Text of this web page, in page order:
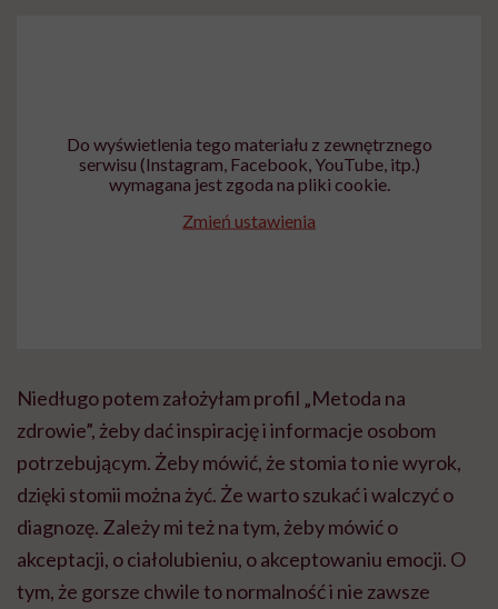
Do wyświetlenia tego materiału z zewnętrznego
serwisu (Instagram, Facebook, YouTube, itp.)
wymagana jest zgoda na pliki cookie.
Zmień ustawienia
Niedługo potem założyłam profil „Metoda na
zdrowie”, żeby dać inspirację i informacje osobom
potrzebującym. Żeby mówić, że stomia to nie wyrok,
dzięki stomii można żyć. Że warto szukać i walczyć o
diagnozę. Zależy mi też na tym, żeby mówić o
akceptacji, o ciałolubieniu, o akceptowaniu emocji. O
tym, że gorsze chwile to normalność i nie zawsze